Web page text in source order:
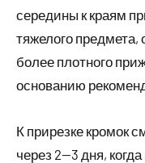
середины к краям
тяжелого предмета,
более плотного
основанию
К прирезке кромок
через 2—3 дня,